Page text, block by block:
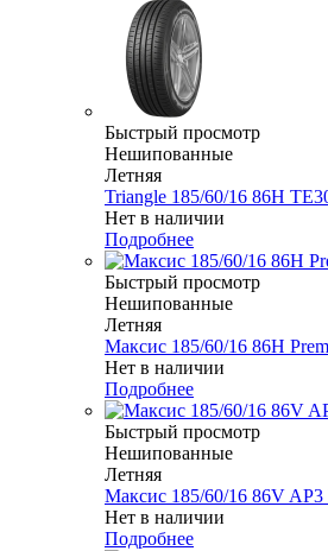
Быстрый просмотр
Нешипованные
Летняя
Triangle 185/60/16 86H
Нет в наличии
Подробнее
Быстрый просмотр
Нешипованные
Летняя
Максис 185/60/16 86H
Нет в наличии
Подробнее
Быстрый просмотр
Нешипованные
Летняя
Максис 185/60/16 86V AP3
Нет в наличии
Подробнее